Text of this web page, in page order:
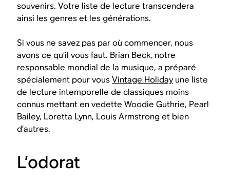
souvenirs. Votre liste de lecture transcendera
ainsi les genres et les générations.
Si vous ne savez pas par où commencer, nous
avons ce qu’il vous faut. Brian Beck, notre
responsable mondial de la musique, a préparé
spécialement pour vousVintage Holiday une liste
de lecture intemporelle de classiques moins
connus mettant en vedette Woodie Guthrie, Pearl
Bailey, Loretta Lynn, Louis Armstrong et bien
d’autres.
L’odorat